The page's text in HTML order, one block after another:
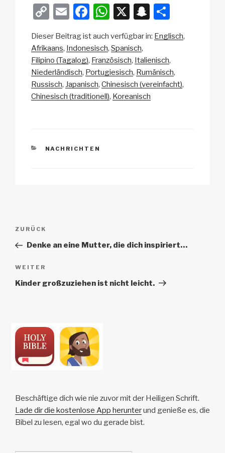
C
p
y
Li
n
E
ail
F
c
e
b
o
W
at
s
A
p
X
S
a
p
c
h
e
n
Dieser Beitrag ist auch verfügbar in: Englisch
Afrikaans Indonesisch Spanisch
Filipino (Tagalog) Französisch Italienisch
Niederländisch Portugiesisch Rumänisch
Russisch Japanisch Chinesisch (vereinfacht)
Chinesisch (traditionell) Koreanisch
KATEGORIEN
NACHRICHTEN
Beitrags-
Vorheriger
Beitrag
ZURÜCK
Denke an eine Mutter, die dich inspiriert…
Nächster
Beitrag
WEITER
Kinder großzuziehen ist nicht leicht.
Beschäftige dich wie nie zuvor mit der Heiligen Schrift.
Lade dir die kostenlose App herunterund genieße es, die
Bibel zu lesen, egal wo du gerade bist.